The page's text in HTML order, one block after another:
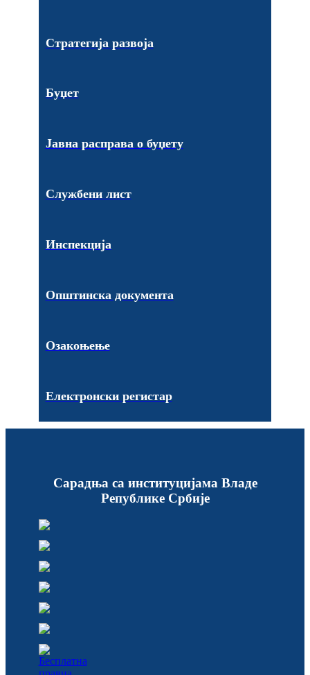
Стратегија развоја
Буџет
Јавна расправа о буџету
Службени лист
Инспекција
Општинска документа
Озакоњење
Електронски регистар
Сарадња са институцијама Владе
Републике Србије